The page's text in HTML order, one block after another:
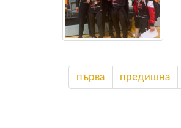
първа предишна